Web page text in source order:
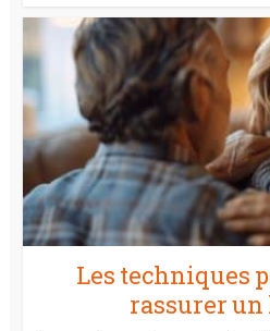
Les techniques
rassurer